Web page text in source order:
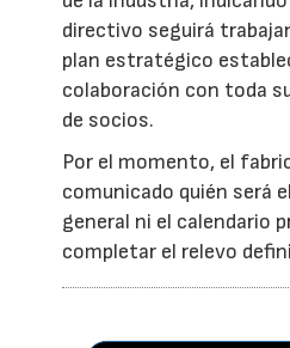
directivo seguirá
plan estratégico
colaboración con toda
de socios.
Por el momento, el
comunicado quién será
general ni el calendario
completar el relevo